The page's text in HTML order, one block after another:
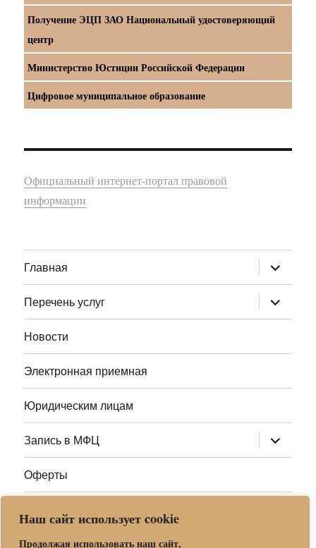
Наш сайт использует cookie
Продолжая использовать наш сайт,
Получение ЭЦП ЗАО Национальный удостоверяющий
центр
Министерство Юстиции Российской Федерации
Цифровое муниципальное образование
Официальный интернет-портал правовой
информации
Главная раскрыть
дочернее
меню
Перечень услуг
раскрыть
дочернее
меню
Новости
Электронная приемная
Юридическим лицам
Запись в МФЦ раскрыть
дочернее
меню
Оферты
Адреса МФЦ МО